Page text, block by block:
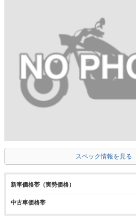
スペック情報を見る
新車価格帯（実勢価格）
中古車価格帯